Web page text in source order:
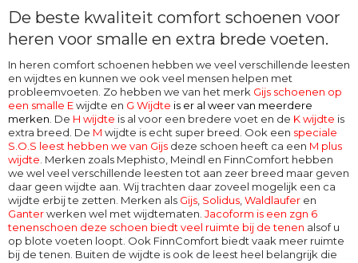
De beste kwaliteit comfort schoenen voor
heren voor smalle en extra brede voeten.
In heren comfort schoenen hebben we veel verschillende leesten
en wijdtes en kunnen we ook veel mensen helpen met
probleemvoeten. Zo hebben we van het merk Gijs schoenen op
een smalle Ewijdte en G Wijdte is er al weer van meerdere
merken. De H wijdte is al voor een bredere voet en de K wijdte is
extra breed. De M wijdte is echt super breed. Ook een speciale
S.O.S leest hebben we van Gijs deze schoen heeft ca een M plus
wijdte. Merken zoals Mephisto, Meindl en FinnComfort hebben
we wel veel verschillende leesten tot aan zeer breed maar geven
daar geen wijdte aan. Wij trachten daar zoveel mogelijk een ca
wijdte erbij te zetten. Merken als Gijs, Solidus,Waldlaufer en
Ganterwerken wel met wijdtematen. Jacoform is een zgn 6
tenenschoen deze schoen biedt veel ruimte bij de tenen alsof u
op blote voeten loopt. Ook FinnComfort biedt vaak meer ruimte
bij de tenen. Buiten de wijdte is ook de leest heel belangrijk die